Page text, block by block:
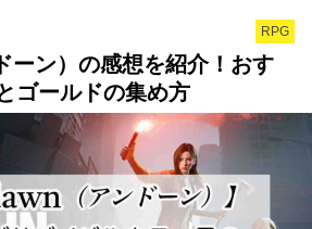
RPG
ーン）の感想を紹介！おす
ゴールドの集め方